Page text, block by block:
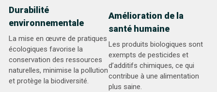
Durabilité
environnementale
La mise en œuvre de pratiques
écologiques favorise la
conservation des ressources
naturelles, minimise la pollution
et protège la biodiversité.
Amélioration de la
santé humaine
Les produits biologiques sont
exempts de pesticides et
d’additifs chimiques, ce qui
contribue à une alimentation
plus saine.